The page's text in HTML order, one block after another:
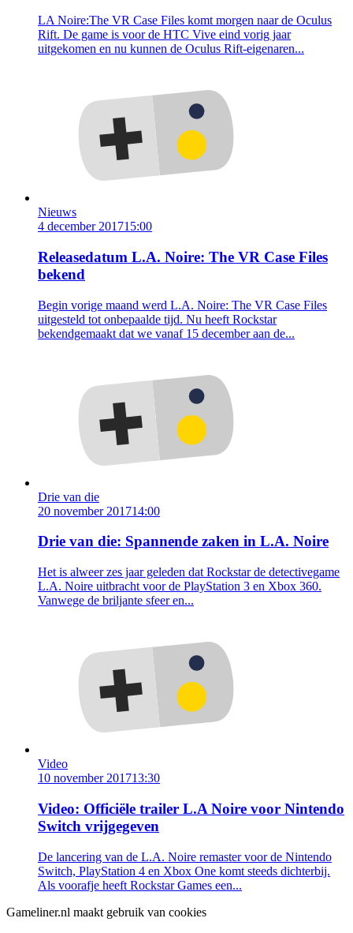
LA Noire:The VR Case Files komt morgen naar de Oculus
Rift. De game is voor de HTC Vive eind vorig jaar
uitgekomen en nu kunnen de Oculus Rift-eigenaren...
Nieuws
4 december 201715:00
Releasedatum L.A. Noire: The VR Case Files
bekend
Begin vorige maand werd L.A. Noire: The VR Case Files
uitgesteld tot onbepaalde tijd. Nu heeft Rockstar
bekendgemaakt dat we vanaf 15 december aan de...
Drie van die
20 november 201714:00
Drie van die: Spannende zaken in L.A. Noire
Het is alweer zes jaar geleden dat Rockstar de detectivegame
L.A. Noire uitbracht voor de PlayStation 3 en Xbox 360.
Vanwege de briljante sfeer en...
Video
10 november 201713:30
Video: Officiële trailer L.A Noire voor Nintendo
Switch vrijgegeven
De lancering van de L.A. Noire remaster voor de Nintendo
Switch, PlayStation 4 en Xbox One komt steeds dichterbij.
Als voorafje heeft Rockstar Games een...
Gameliner.nl maakt gebruik van cookies